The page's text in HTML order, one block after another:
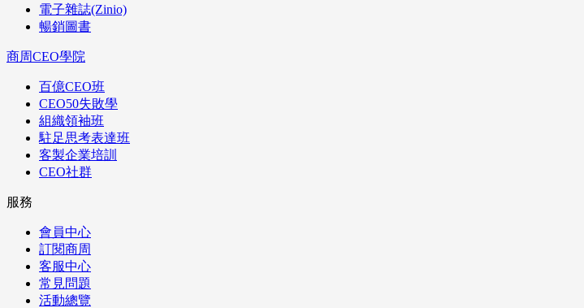
電子雜誌(Zinio)
暢銷圖書
商周CEO學院
百億CEO班
CEO50失敗學
組織領袖班
駐足思考表達班
客製企業培訓
CEO社群
服務
會員中心
訂閱商周
客服中心
常見問題
活動總覽